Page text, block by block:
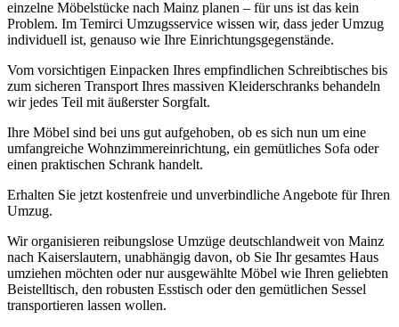
einzelne Möbelstücke nach Mainz planen – für uns ist das kein
Problem. Im Temirci Umzugsservice wissen wir, dass jeder Umzug
individuell ist, genauso wie Ihre Einrichtungsgegenstände.
Vom vorsichtigen Einpacken Ihres empfindlichen Schreibtisches bis
zum sicheren Transport Ihres massiven Kleiderschranks behandeln
wir jedes Teil mit äußerster Sorgfalt.
Ihre Möbel sind bei uns gut aufgehoben, ob es sich nun um eine
umfangreiche Wohnzimmereinrichtung, ein gemütliches Sofa oder
einen praktischen Schrank handelt.
Erhalten Sie jetzt kostenfreie und unverbindliche Angebote für Ihren
Umzug.
Wir organisieren reibungslose Umzüge deutschlandweit von Mainz
nach Kaiserslautern, unabhängig davon, ob Sie Ihr gesamtes Haus
umziehen möchten oder nur ausgewählte Möbel wie Ihren geliebten
Beistelltisch, den robusten Esstisch oder den gemütlichen Sessel
transportieren lassen wollen.